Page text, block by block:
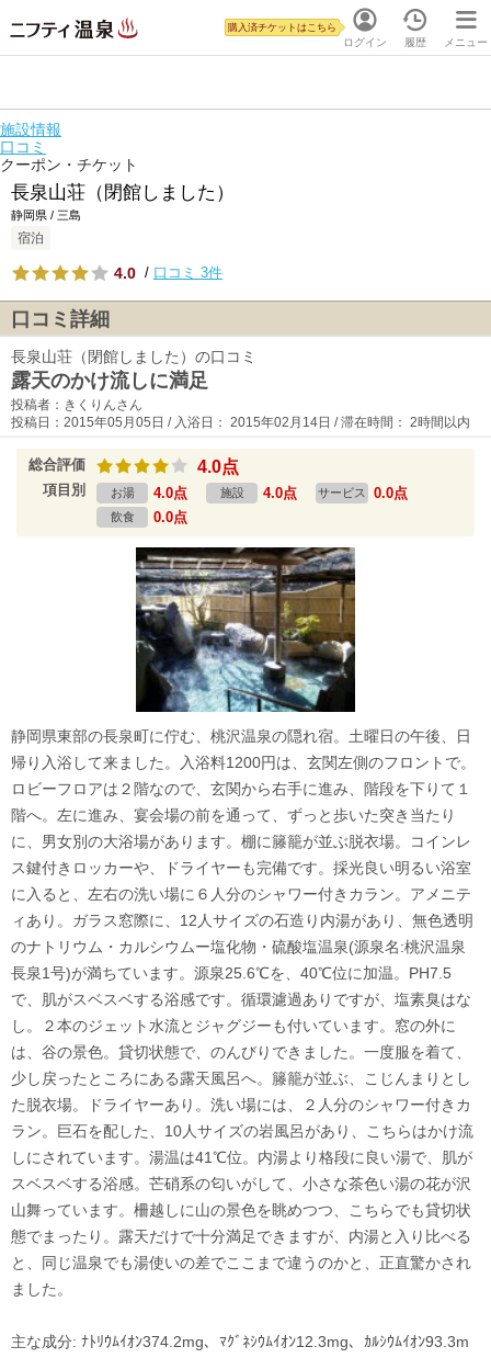
ログイン
購入済チケットはこちら
履歴 メニュー
施設情報
口コミ
クーポン・チケット
長泉山荘（閉館しました）
静岡県 / 三島
宿泊
4.0 / 口コミ 3件
口コミ詳細
長泉山荘（閉館しました）の口コミ
露天のかけ流しに満足
投稿者：きくりんさん
投稿日：2015年05月05日 / 入浴日： 2015年02月14日 / 滞在時間： 2時間以内
総合評価 4.0点
項目別 お湯 4.0点 施設 4.0点 サービス 0.0点
飲食 0.0点
静岡県東部の長泉町に佇む、桃沢温泉の隠れ宿。土曜日の午後、日
帰り入浴して来ました。入浴料1200円は、玄関左側のフロントで。
ロビーフロアは２階なので、玄関から右手に進み、階段を下りて１
階へ。左に進み、宴会場の前を通って、ずっと歩いた突き当たり
に、男女別の大浴場があります。棚に籐籠が並ぶ脱衣場。コインレ
ス鍵付きロッカーや、ドライヤーも完備です。採光良い明るい浴室
に入ると、左右の洗い場に６人分のシャワー付きカラン。アメニテ
ィあり。ガラス窓際に、12人サイズの石造り内湯があり、無色透明
のナトリウム・カルシウムー塩化物・硫酸塩温泉(源泉名:桃沢温泉
長泉1号)が満ちています。源泉25.6℃を、40℃位に加温。PH7.5
で、肌がスベスベする浴感です。循環濾過ありですが、塩素臭はな
し。２本のジェット水流とジャグジーも付いています。窓の外に
は、谷の景色。貸切状態で、のんびりできました。一度服を着て、
少し戻ったところにある露天風呂へ。籐籠が並ぶ、こじんまりとし
た脱衣場。ドライヤーあり。洗い場には、２人分のシャワー付きカ
ラン。巨石を配した、10人サイズの岩風呂があり、こちらはかけ流
しにされています。湯温は41℃位。内湯より格段に良い湯で、肌が
スベスベする浴感。芒硝系の匂いがして、小さな茶色い湯の花が沢
山舞っています。柵越しに山の景色を眺めつつ、こちらでも貸切状
態でまったり。露天だけで十分満足できますが、内湯と入り比べる
と、同じ温泉でも湯使いの差でここまで違うのかと、正直驚かされ
ました。
主な成分: ﾅﾄﾘｳﾑｲｵﾝ374.2mg、ﾏｸﾞﾈｼｳﾑｲｵﾝ12.3mg、ｶﾙｼｳﾑｲｵﾝ93.3m